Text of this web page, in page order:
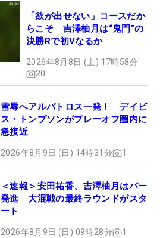
「欲が出せない」コースだか
らこそ 吉澤柚月は“鬼門”の
決勝Rで初Vなるか
2026年8月8日 (土) 17時58分
20
雪辱へアルバトロス一発！ デイビ
ス・トンプソンがプレーオフ圏内に
急接近
2026年8月9日 (日) 14時31分 1
＜速報＞安田祐香、吉澤柚月はパー
発進 大混戦の最終ラウンドがスタ
ート
2026年8月9日 (日) 09時28分 1